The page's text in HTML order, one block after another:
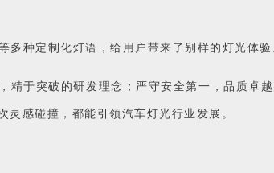
多种定制化灯语，给用户带来了别样的灯光体
精于突破的研发理念；严守安全第一，品质卓
感碰撞，都能引领汽车灯光行业发展。